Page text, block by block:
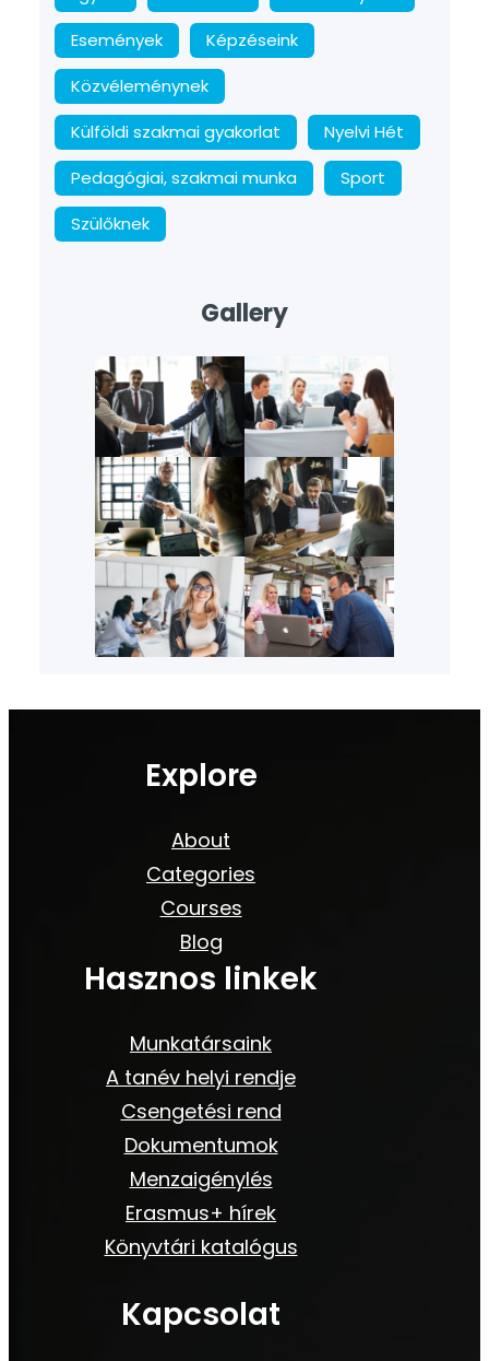
Események
Képzéseink
Közvéleménynek
Külföldi szakmai gyakorlat
Nyelvi Hét
Pedagógiai, szakmai munka
Sport
Szülőknek
Gallery
Explore
About
Categories
Courses
Blog
Hasznos linkek
Munkatársaink
A tanév helyi rendje
Csengetési rend
Dokumentumok
Menzaigénylés
Erasmus+ hírek
Könyvtári katalógus
Kapcsolat